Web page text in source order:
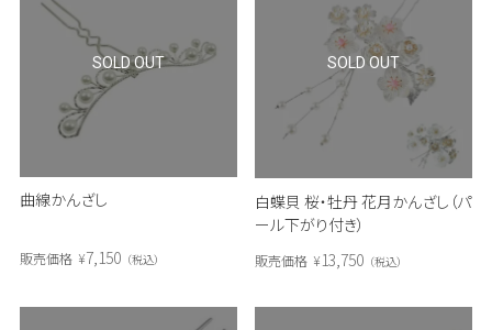
曲線かんざし
販売価格 ¥7,150 税込
SOLD OUT
白蝶貝 桜・牡丹 花月かんざし（パ
ール下がり付き）
販売価格 ¥13,750 税込
SOLD OUT